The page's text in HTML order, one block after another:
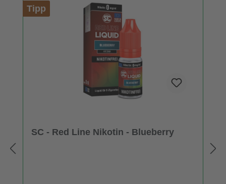
Tipp
SC - Red Line Nikotin - Blueberry